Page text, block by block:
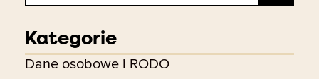
Kategorie
Dane osobowe i RODO